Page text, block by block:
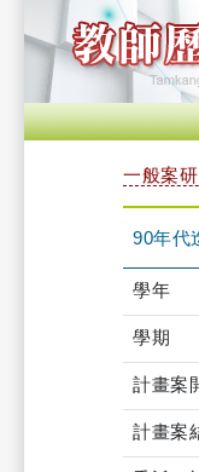
一般案
90年代
學年
學期
計畫案
計畫案